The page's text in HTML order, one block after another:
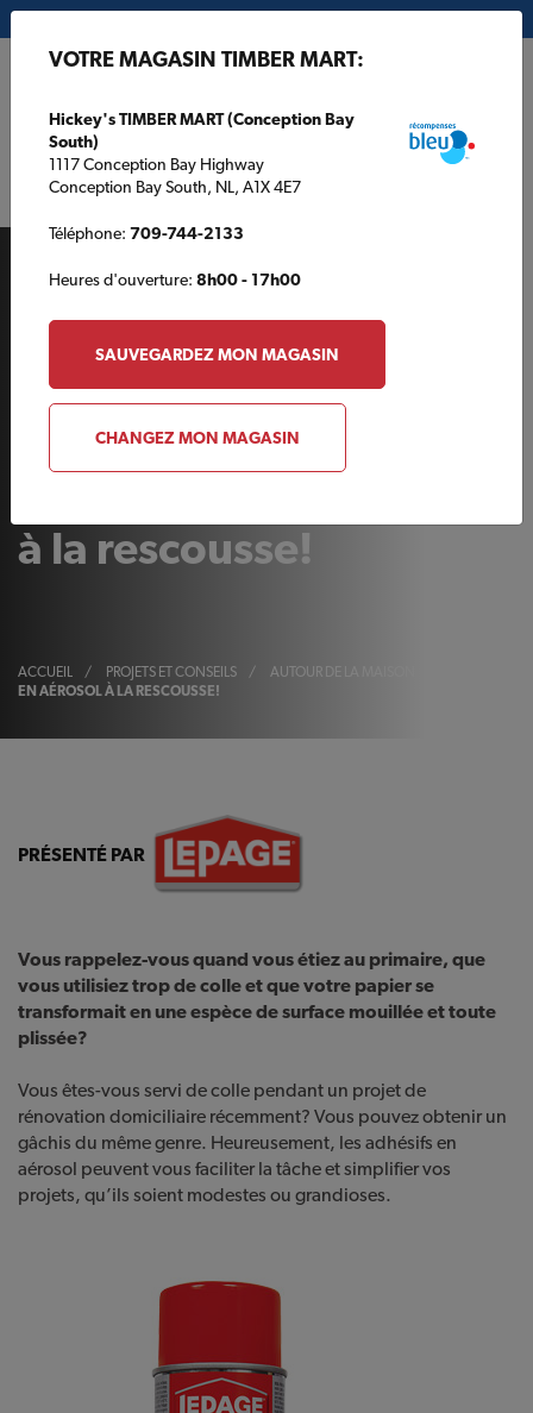
AUTOUR DE LA MAISON
à la rescousse!
ACCUEIL / PROJETS ET CONSEILS / AUTOUR DE LA MAISON
EN AÉROSOL À LA RESCOUSSE!
PRÉSENTÉ PAR
Vous rappelez-vous quand vous étiez au primaire, que
vous utilisiez trop de colle et que votre papier se
transformait en une espèce de surface mouillée et toute
plissée?
Vous êtes-vous servi de colle pendant un projet de
rénovation domiciliaire récemment? Vous pouvez obtenir un
gâchis du même genre. Heureusement, les adhésifs en
aérosol peuvent vous faciliter la tâche et simplifier vos
projets, qu’ils soient modestes ou grandioses.
VOTRE MAGASIN TIMBER MART:
Hickey's TIMBER MART (Conception Bay
South)
1117 Conception Bay Highway
Conception Bay South, NL, A1X 4E7
Téléphone: 709-744-2133
Heures d'ouverture: 8h00 - 17h00
SAUVEGARDEZ MON MAGASIN
CHANGEZ MON MAGASIN